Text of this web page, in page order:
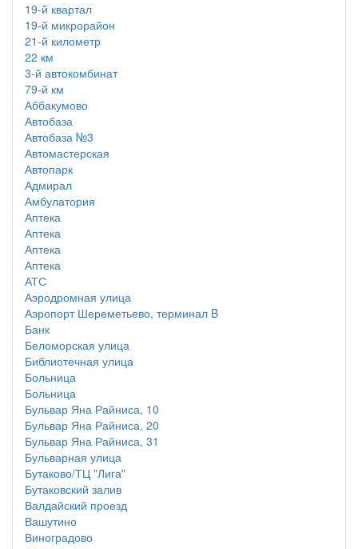
19-й квартал
19-й микрорайон
21-й километр
22 км
3-й автокомбинат
79-й км
Аббакумово
Автобаза
Автобаза №3
Автомастерская
Автопарк
Адмирал
Амбулатория
Аптека
Аптека
Аптека
Аптека
АТС
Аэродромная улица
Аэропорт Шереметьево, терминал B
Банк
Беломорская улица
Библиотечная улица
Больница
Больница
Бульвар Яна Райниса, 10
Бульвар Яна Райниса, 20
Бульвар Яна Райниса, 31
Бульварная улица
Бутаково/ТЦ "Лига"
Бутаковский залив
Валдайский проезд
Вашутино
Виноградово